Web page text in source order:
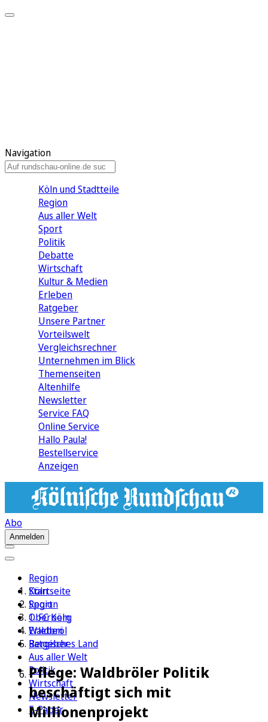
Navigation
Köln und Stadtteile
Region
Aus aller Welt
Sport
Politik
Debatte
Wirtschaft
Kultur & Medien
Erleben
Ratgeber
Unsere Partner
Vorteilswelt
Vergleichsrechner
Unternehmen im Blick
Themenseiten
Altenhilfe
Newsletter
Service FAQ
Online Service
Hallo Paula!
Bestellservice
Anzeigen
Abo
Anmelden
Region
Köln
Sport
1. FC Köln
Erleben
Ratgeber
Aus aller Welt
Politik
Wirtschaft
Newsletter
E-Paper
Startseite
Region
Oberberg
Waldbröl
Bergisches Land
Pflege: Waldbröler Politik
beschäftigt sich mit
Millionenprojekt